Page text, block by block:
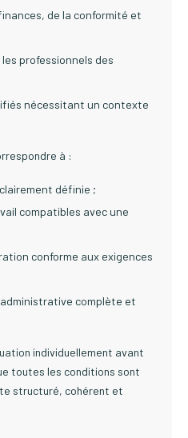
de la conformité et
professionnels des
nécessitant un contexte
à :
définie ;
compatibles avec une
conforme aux exigences
complète et
individuellement avant
toutes les conditions sont
structuré, cohérent et